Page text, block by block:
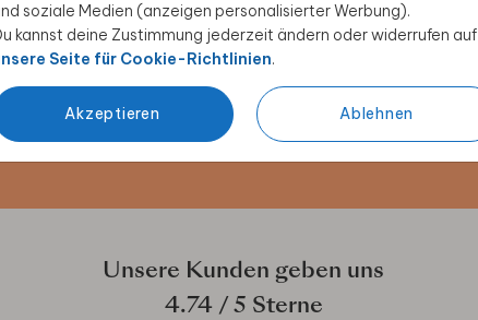
soziale Medien (anzeigen personalisierter Werbung).
kannst deine Zustimmung jederzeit ändern oder widerrufen auf
Seite für Cookie-Richtlinien.
Akzeptieren Ablehnen
Rabatt sichern
Angebote, kreative
Als Dankeschön
Unsere Kunden geben uns
4.74/ 5 Sterne